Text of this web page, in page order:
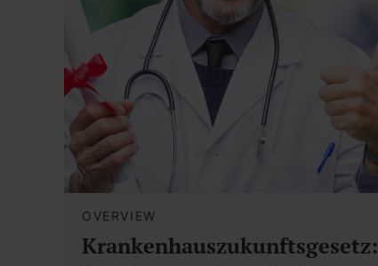
OVERVIEW
Krankenhauszukunftsgesetz: